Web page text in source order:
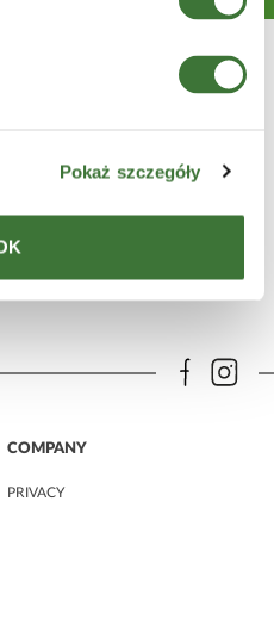
Pokaż szczegóły
COMPANY
PRIVACY